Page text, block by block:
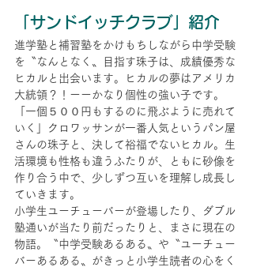
「サンドイッチクラブ」紹介
進学塾と補習塾をかけもちしながら中学受験
を〝なんとなく〟目指す珠子は、成績優秀な
ヒカルと出会います。ヒカルの夢はアメリカ
大統領？！ーーかなり個性の強い子です。
「一個５００円もするのに飛ぶように売れて
いく」クロワッサンが一番人気というパン屋
さんの珠子と、決して裕福でないヒカル。生
活環境も性格も違うふたりが、ともに砂像を
作り合う中で、少しずつ互いを理解し成長し
ていきます。
小学生ユーチューバーが登場したり、ダブル
塾通いが当たり前だったりと、まさに現在の
物語。〝中学受験あるある〟や〝ユーチュー
バーあるある〟がきっと小学生読者の心をく